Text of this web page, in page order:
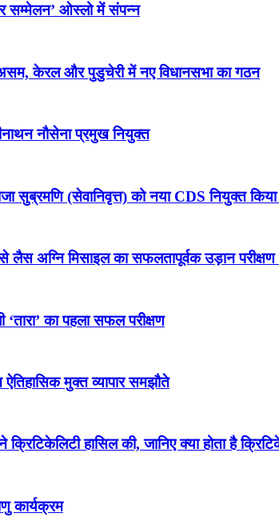
18 जुलाई 2026
15 जुलाई 2026
सम्मेलन’ ओस्लो में संपन्न
केरल और पुडुचेरी में नए विधानसभा का गठन
नौसेना प्रमुख नियुक्त
सुब्रमणि (सेवानिवृत्त) को नया CDS नियुक्त किया
अग्नि मिसाइल का सफलतापूर्वक उड़ान परीक्षण
‘तारा’ का पहला सफल परीक्षण
मुक्त व्यापार समझौते
हासिल की, जानिए क्या होता है
कार्यक्रम